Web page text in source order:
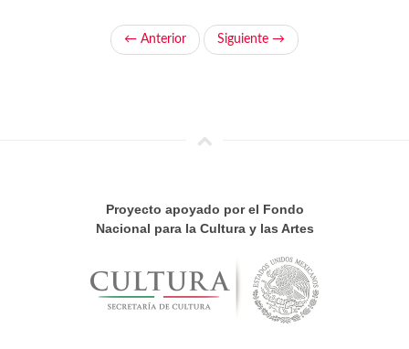
← Anterior Siguiente →
Proyecto apoyado por el Fondo
Nacional para la Cultura y las Artes